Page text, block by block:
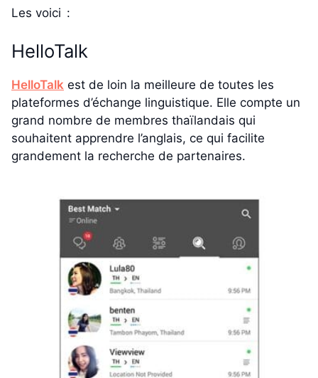
Les voici :
HelloTalk
HelloTalk est de loin la meilleure de toutes les
plateformes d’échange linguistique. Elle compte un
grand nombre de membres thaïlandais qui
souhaitent apprendre l’anglais, ce qui facilite
grandement la recherche de partenaires.